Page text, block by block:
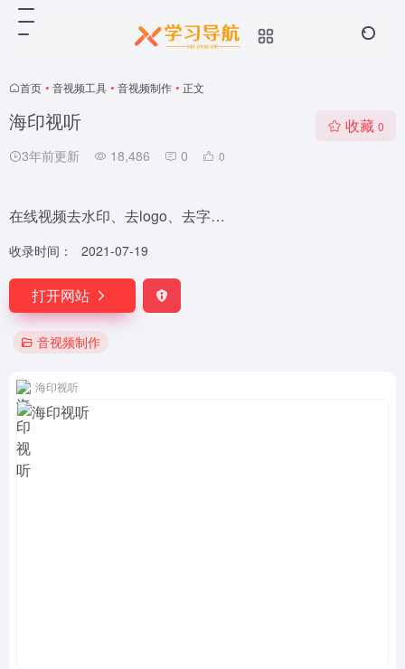
首页 • 音视频工具 • 音视频制作 • 正文
海印视听
3年前更新 18,486 0 0
收藏 0
在线视频去水印、去logo、去字…
收录时间： 2021-07-19
打开网站
音视频制作
海印视听